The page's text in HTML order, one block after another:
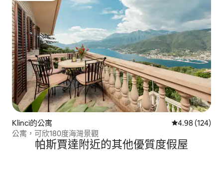
Klinci的公寓 從 124 則評價
4.98 (124)
公寓，可欣180度海灣景觀
帕斯賈達附近的其他優質度假屋